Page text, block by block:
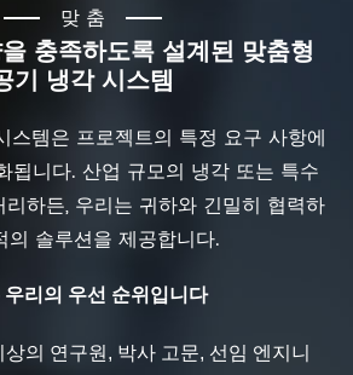
맞춤
충족하도록 설계된 맞춤형
기 냉각 시스템
스템은 프로젝트의 특정 요구 사항에
됩니다. 산업 규모의 냉각 또는 특수
하든, 우리는 귀하와 긴밀히 협력하
의 솔루션을 제공합니다.
리의 우선 순위입니다
의 연구원, 박사 고문, 선임 엔지니